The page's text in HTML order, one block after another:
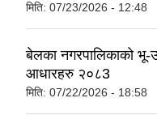
मिति: 07/23/2026 - 12:48
बेलका नगरपालिकाको भू-
आधारहरु २०८3
मिति: 07/22/2026 - 18:58